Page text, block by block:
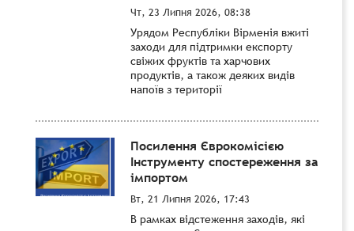
Чт, 23 Липня 2026, 08:38
Урядом Республіки Вірменія вжиті
заходи для підтримки експорту
свіжих фруктів та харчових
продуктів, а також деяких видів
напоїв з території
Посилення Єврокомісією
Інструменту спостереження за
імпортом
Вт, 21 Липня 2026, 17:43
В рамках відстеження заходів, які